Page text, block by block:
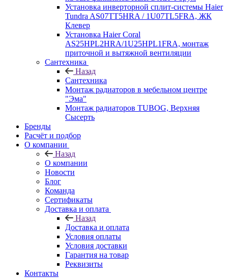
Установка инверторной сплит-системы Haier
Tundra AS07TT5HRA / 1U07TL5FRA, ЖК
Клевер
Установка Haier Coral
AS25HPL2HRA/1U25HPL1FRA, монтаж
приточной и вытяжной вентиляции
Сантехника
Назад
Сантехника
Монтаж радиаторов в мебельном центре
"Эма"
Монтаж радиаторов TUBOG, Верхняя
Сысерть
Бренды
Расчёт и подбор
О компании
Назад
О компании
Новости
Блог
Команда
Сертификаты
Доставка и оплата
Назад
Доставка и оплата
Условия оплаты
Условия доставки
Гарантия на товар
Реквизиты
Контакты